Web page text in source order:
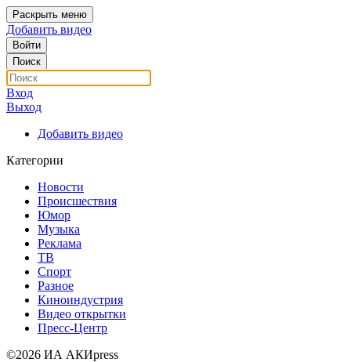
Раскрыть меню
Добавить видео
Войти
Поиск
Вход
Выход
Добавить видео
Категории
Новости
Происшествия
Юмор
Музыка
Реклама
ТВ
Спорт
Разное
Киноиндустрия
Видео открытки
Пресс-Центр
©2026 ИА АКИpress